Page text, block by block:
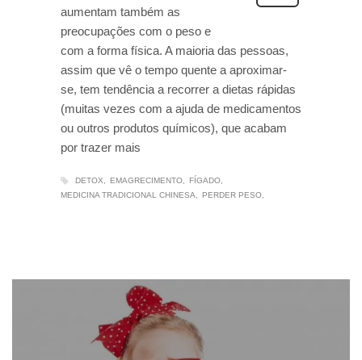
aumentam também as
preocupações com o peso e
com a forma física. A maioria das pessoas,
assim que vê o tempo quente a aproximar-
se, tem tendência a recorrer a dietas rápidas
(muitas vezes com a ajuda de medicamentos
ou outros produtos químicos), que acabam
por trazer mais
DETOX EMAGRECIMENTO
FÍGADO
MEDICINA TRADICIONAL CHINESA
PERDER PESO